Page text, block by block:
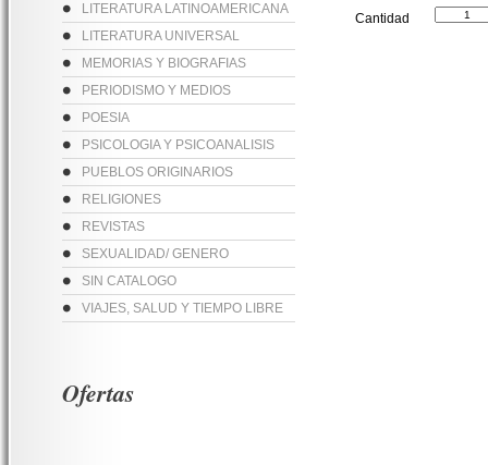
LITERATURA LATINOAMERICANA
LITERATURA UNIVERSAL
MEMORIAS Y BIOGRAFIAS
PERIODISMO Y MEDIOS
POESIA
PSICOLOGIA Y PSICOANALISIS
PUEBLOS ORIGINARIOS
RELIGIONES
REVISTAS
SEXUALIDAD/ GENERO
SIN CATALOGO
VIAJES, SALUD Y TIEMPO LIBRE
Cantidad
Ofertas